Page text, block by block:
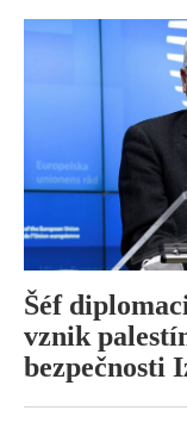
Šéf
vznik
bezpečnosti